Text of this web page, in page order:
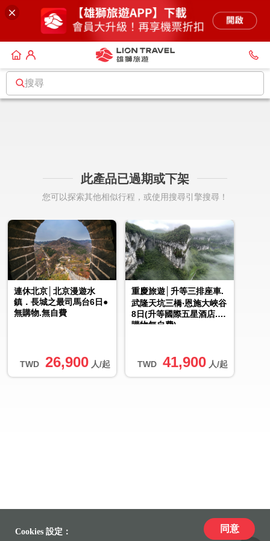
搜尋
此產品已過期或下架
您可以探索其他相似行程，或使用搜尋引擎搜尋！
TWD 26,900 人/起
連休北京│北京漫遊水
鎮．長城之最司馬台6日●
無購物.無自費
TWD 41,900 人/起
重慶旅遊│升等三排座車.
武隆天坑三橋‧恩施大峽谷
8日(升等國際五星酒店.無
購物無自費)
Cookies 設定： 同意